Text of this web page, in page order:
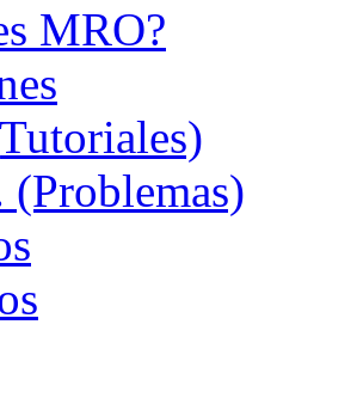
MRO?
(Problemas)